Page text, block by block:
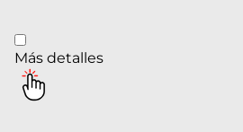
Más detalles